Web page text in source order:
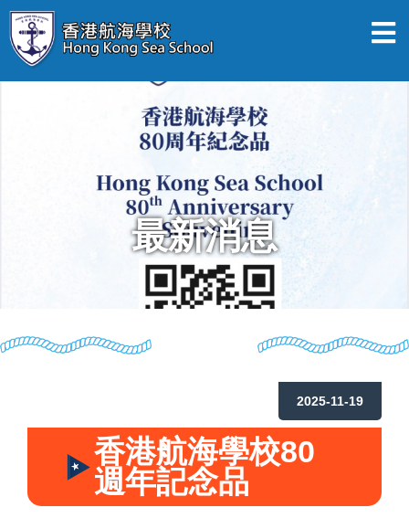
最新消息
2025-11-19
香港航海學校80
週年記念品